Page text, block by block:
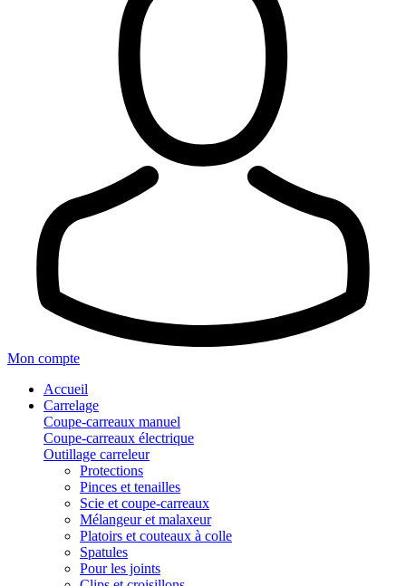
Mon compte
Accueil
Carrelage
Coupe-carreaux manuel
Coupe-carreaux électrique
Outillage carreleur
Protections
Pinces et tenailles
Scie et coupe-carreaux
Mélangeur et malaxeur
Platoirs et couteaux à colle
Spatules
Pour les joints